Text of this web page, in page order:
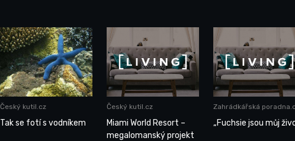
Český kutil.cz
Tak se fotí s vodníkem
Český kutil.cz
Miami World Resort –
megalomanský projekt
Zahrádkářská
„Fuchsie jsou můj